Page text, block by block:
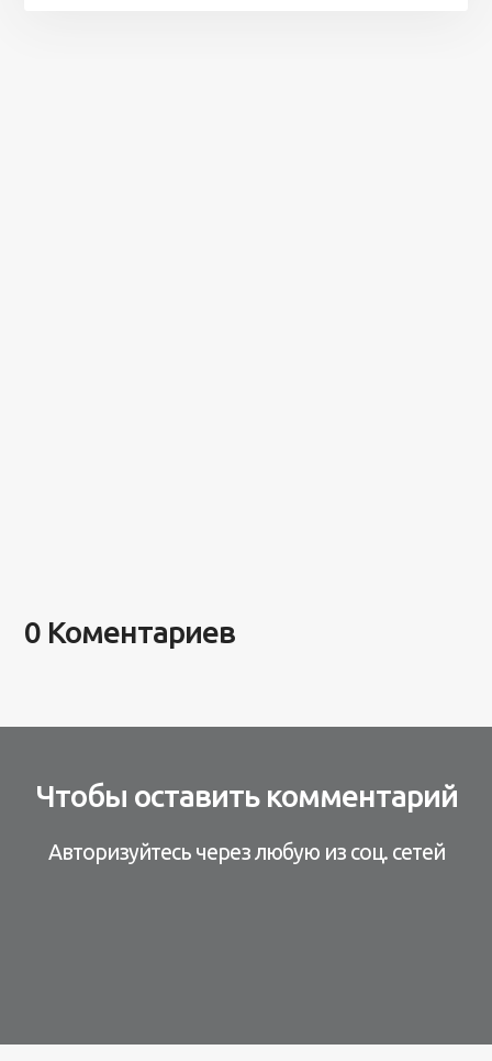
0 Коментариев
Чтобы оставить комментарий
Авторизуйтесь через любую из соц. сетей